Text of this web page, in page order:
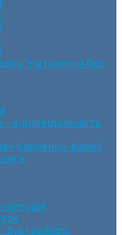
“Натхнення без
відповідальність
Карпенко-Карий
“Буктрейлер.